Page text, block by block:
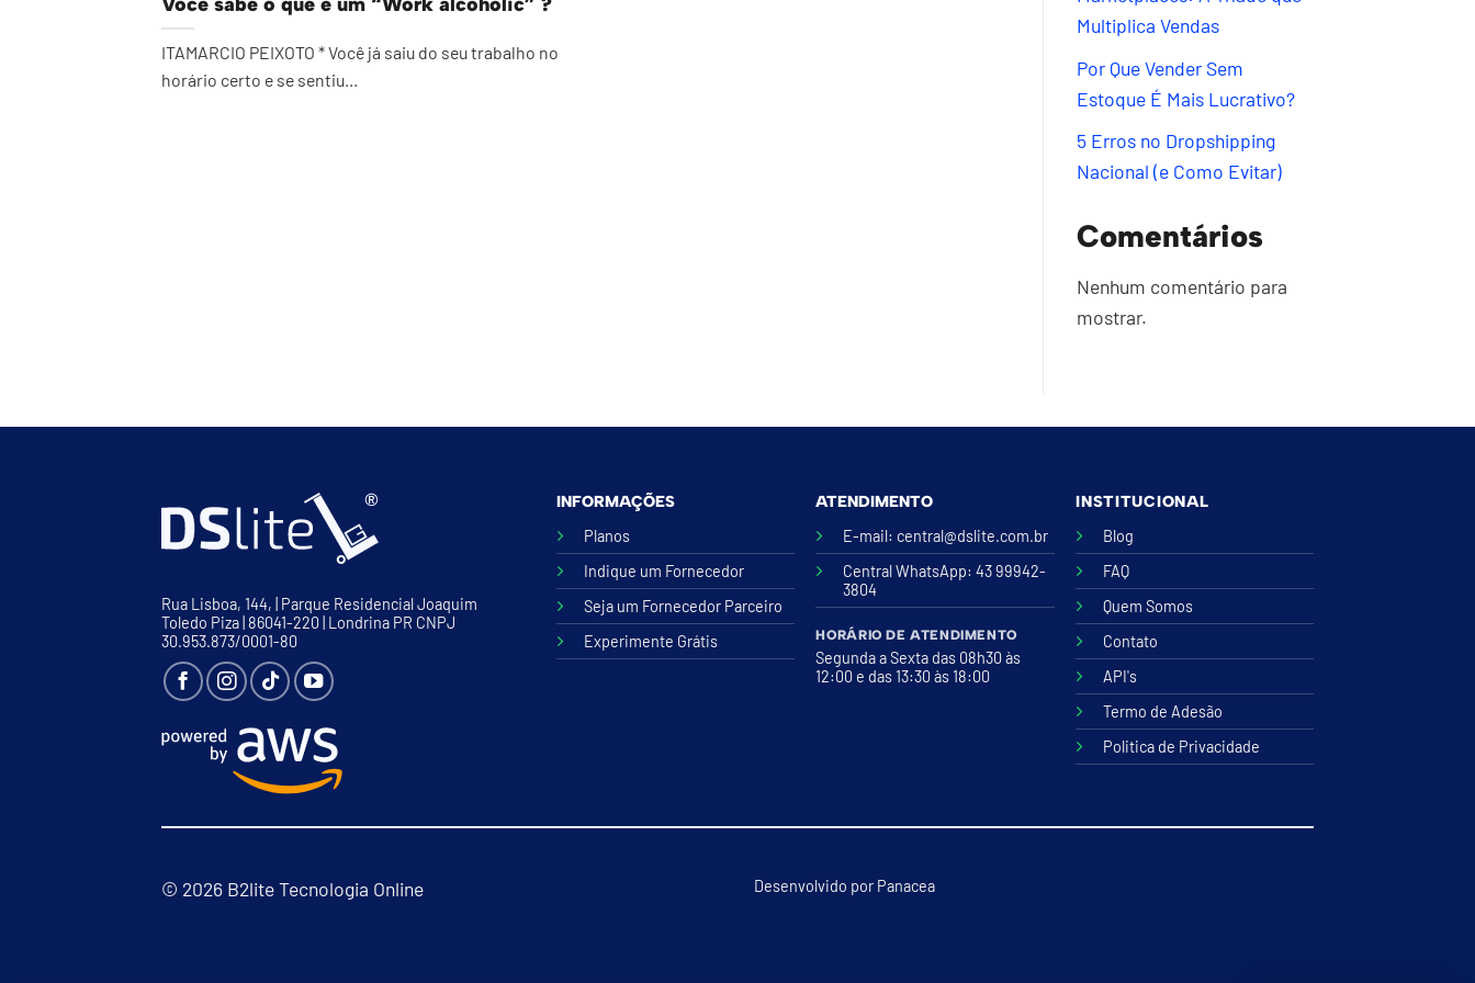
ITAMARCIO PEIXOTO * Você já saiu do seu trabalho no
horário certo e se sentiu...
Multiplica Vendas
Por Que Vender Sem
Estoque É Mais Lucrativo?
5 Erros no Dropshipping
Nacional (e Como Evitar)
Comentários
Nenhum comentário para
mostrar.
Rua Lisboa, 144, | Parque Residencial Joaquim
Toledo Piza | 86041-220 | Londrina PR CNPJ
30.953.873/0001-80
INFORMAÇÕES
Planos
Indique um Fornecedor
Seja um Fornecedor Parceiro
Experimente Grátis
ATENDIMENTO
E-mail: central@dslite.com.br
Central WhatsApp: 43 99942-
3804
HORÁRIO DE ATENDIMENTO
Segunda a Sexta das 08h30 às
12:00 e das 13:30 às 18:00
INSTITUCIONAL
Blog
FAQ
Quem Somos
Contato
API's
Termo de Adesão
Politica de Privacidade
© 2026 B2lite Tecnologia Online Desenvolvido por Panacea